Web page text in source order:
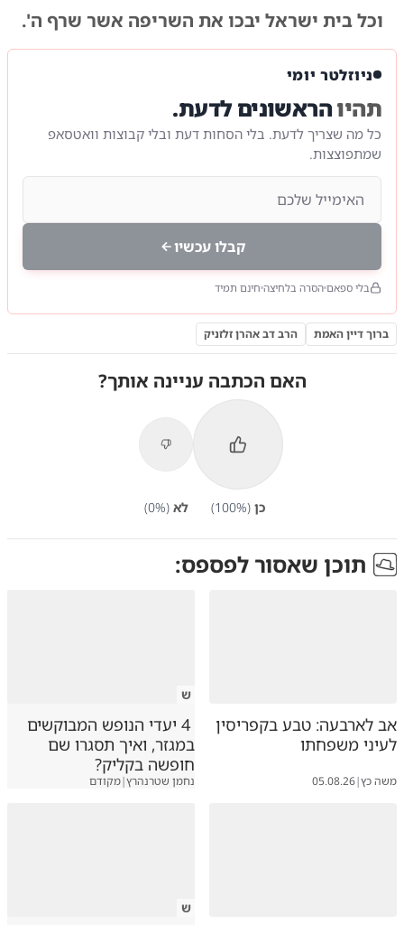
וכל בית ישראל יבכו את השריפה אשר שרף ה'.
ניוזלטר יומי
תהיוהראשונים לדעת.
כל מה שצריך לדעת. בלי הסחות דעת ובלי קבוצות וואטסאפ
שמתפוצצות.
קבלו עכשיו
בלי ספאם הסרה בלחיצה חינם תמיד
ברוך דיין האמת הרב דב אהרן זלזניק
האם הכתבה עניינה אותך?
כן (
100%) לא (
0%)
תוכן שאסור לפספס:
אב לארבעה: טבע בקפריסין
לעיני משפחתו
משה כץ|
05.08.26
ש
4 יעדי הנופש המבוקשים
במגזר, ואיך תסגרו שם
חופשה בקליק?
נחמן שטרנהרץ|מקודם
ש